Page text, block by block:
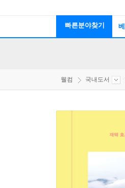
빠른분야찾기
웰컴 국내도서